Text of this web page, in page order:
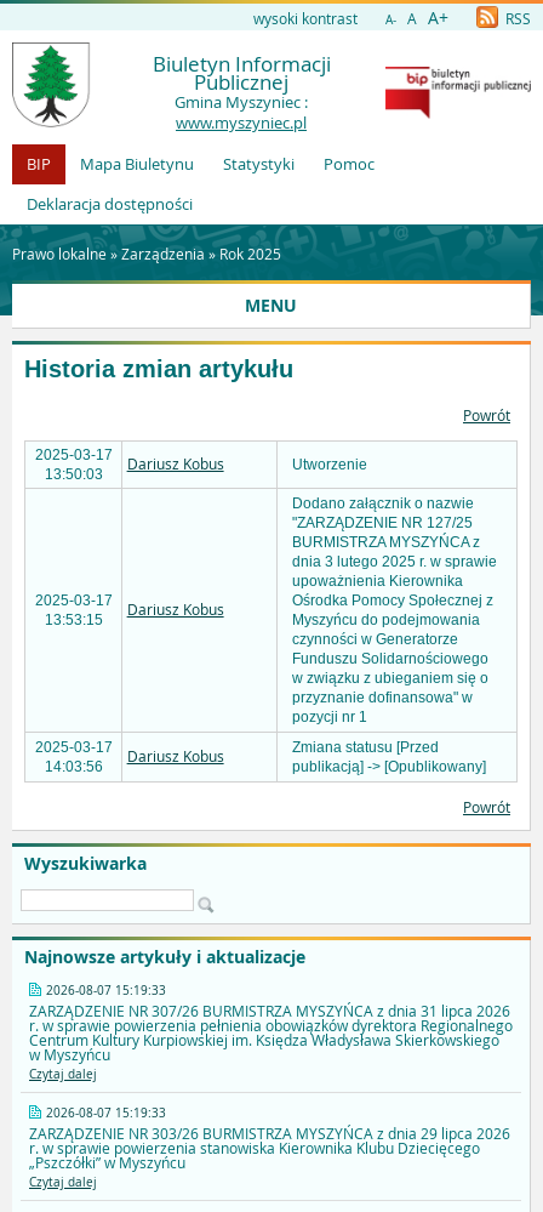
wysoki kontrast A- A A+ RSS
Biuletyn Informacji
Publicznej
Gmina Myszyniec :
www.myszyniec.pl
BIP
Mapa Biuletynu Statystyki
Pomoc
Deklaracja dostępności
Prawo lokalne »Zarządzenia » Rok 2025
MENU
Wyszukiwarka
Najnowsze artykuły i aktualizacje
2026-08-07 15:19:33
ZARZĄDZENIE NR 307/26 BURMISTRZA MYSZYŃCA z dnia 31 lipca 2026
r. w sprawie powierzenia pełnienia obowiązków dyrektora Regionalnego
Centrum Kultury Kurpiowskiej im. Księdza Władysława Skierkowskiego
w Myszyńcu
Czytaj dalej
2026-08-07 15:19:33
ZARZĄDZENIE NR 303/26 BURMISTRZA MYSZYŃCA z dnia 29 lipca 2026
r. w sprawie powierzenia stanowiska Kierownika Klubu Dziecięcego
„Pszczółki” w Myszyńcu
Czytaj dalej
Historia zmian artykułu
Powrót
2025-03-17
13:50:03
Dariusz Kobus Utworzenie
2025-03-17
13:53:15
Dariusz Kobus
Dodano załącznik o nazwie
"ZARZĄDZENIE NR 127/25
BURMISTRZA MYSZYŃCA z
dnia 3 lutego 2025 r. w sprawie
upoważnienia Kierownika
Ośrodka Pomocy Społecznej z
Myszyńcu do podejmowania
czynności w Generatorze
Funduszu Solidarnościowego
w związku z ubieganiem się o
przyznanie dofinansowa" w
pozycji nr 1
2025-03-17
14:03:56
Dariusz Kobus
Zmiana statusu [Przed
publikacją] -> [Opublikowany]
Powrót